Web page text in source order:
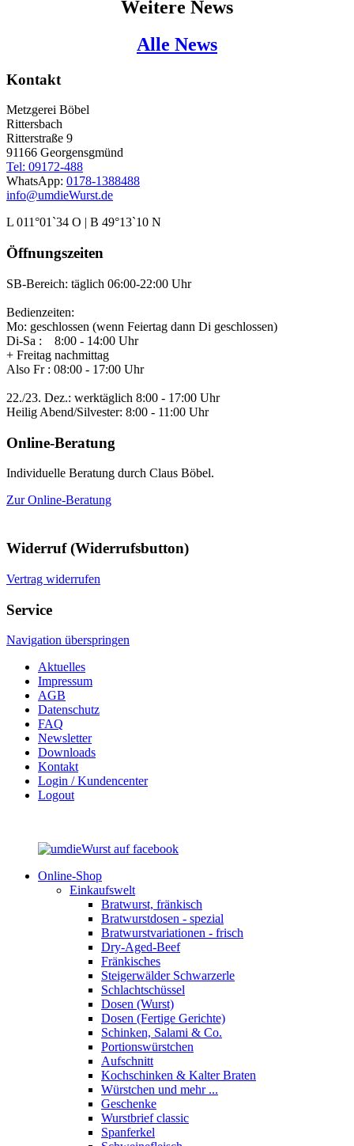
Weitere News
Alle News
Kontakt
Metzgerei Böbel
Rittersbach
Ritterstraße 9
91166 Georgensgmünd
Tel: 09172-488
WhatsApp: 0178-1388488
info@umdieWurst.de
L 011°01`34 O | B 49°13`10 N
Öffnungszeiten
SB-Bereich: täglich 06:00-22:00 Uhr
Bedienzeiten:
Mo: geschlossen (wenn Feiertag dann Di geschlossen)
Di-Sa : 8:00 - 14:00 Uhr
+ Freitag nachmittag
Also Fr : 08:00 - 17:00 Uhr
22./23. Dez.: werktäglich 8:00 - 17:00 Uhr
Heilig Abend/Silvester: 8:00 - 11:00 Uhr
Online-Beratung
Individuelle Beratung durch Claus Böbel.
Zur Online-Beratung
Widerruf (Widerrufsbutton)
Vertrag widerrufen
Service
Navigation überspringen
Aktuelles
Impressum
AGB
Datenschutz
FAQ
Newsletter
Downloads
Kontakt
Login / Kundencenter
Logout
Online-Shop
Einkaufswelt
Bratwurst, fränkisch
Bratwurst­dosen - spezial
Bratwurst­variationen - frisch
Dry-Aged-Beef
Fränkisches
Steigerwälder Schwarzerle
Schlacht­schüssel
Dosen (Wurst)
Dosen (Fertige Gerichte)
Schinken, Salami & Co.
Portions­würstchen
Aufschnitt
Kochschinken & Kalter Braten
Würstchen und mehr ...
Geschenke
Wurstbrief classic
Spanferkel